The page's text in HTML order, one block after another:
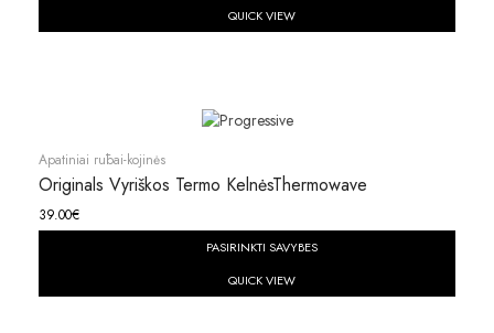
QUICK VIEW
Apatiniai rūbai-kojinės
Originals Vyriškos Termo KelnėsThermowave
39.00€
PASIRINKTI SAVYBES
QUICK VIEW